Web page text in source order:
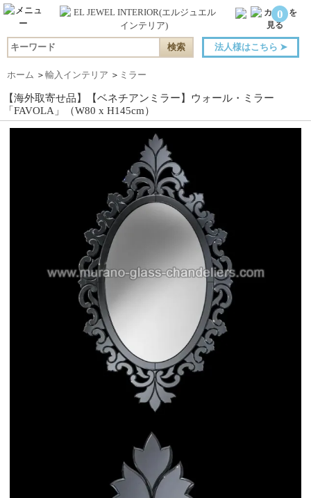
0
法人様はこちら ➤
ホーム ＞ 輸入インテリア ＞ ミラー
【海外取寄せ品】【ベネチアンミラー】ウォール・ミラー
「FAVOLA」（W80 x H145cm）